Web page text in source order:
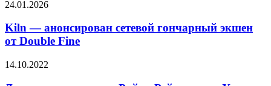
отрывке
неджентльменских
дел»
Kiln
анонсирован
сетевой
гончарный
от
24.01.2026
Kiln — анонсирован сетевой гончарный экшен
от Double Fine
Дэдпульские
14.10.2022